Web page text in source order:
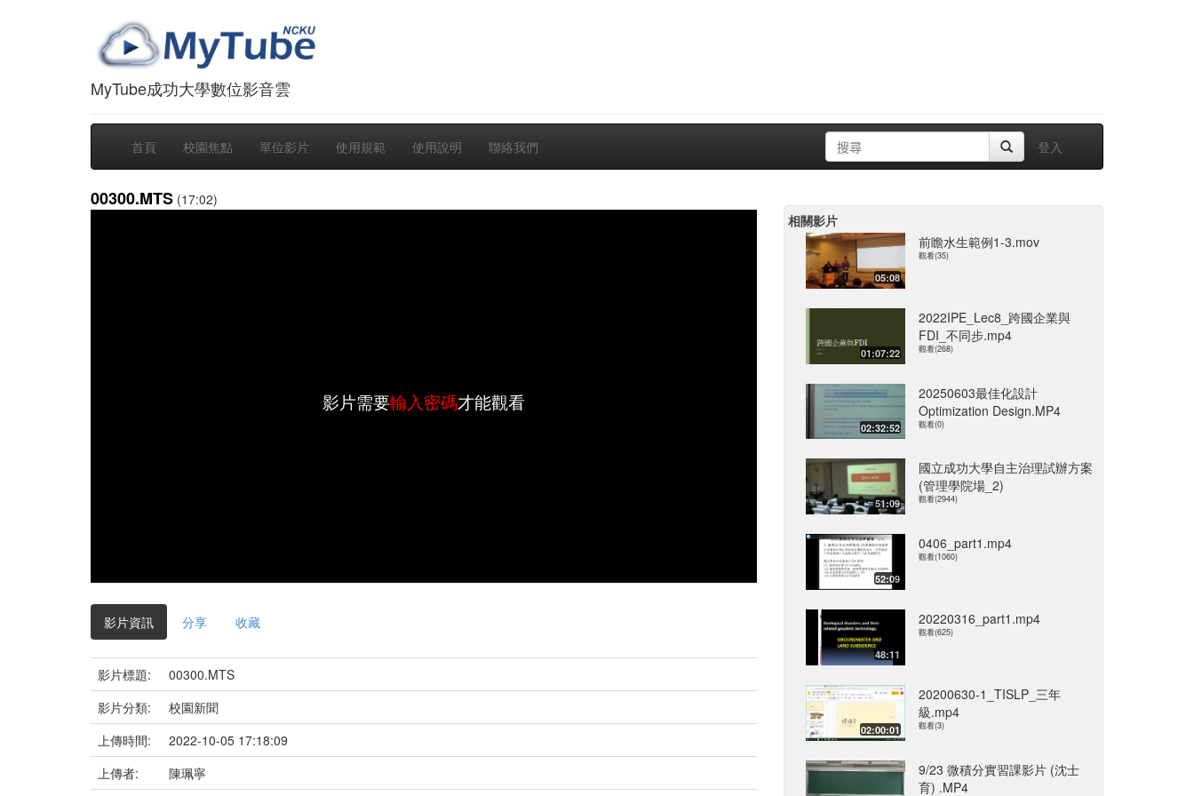
MyTube成功大學數位影音雲
首頁 校園焦點 單位影片 使用規範 使用說明 聯絡我們 登入
00300.MTS (17:02)
影片需要輸入密碼才能觀看
影片資訊 分享 收藏
影片標題:
00300.MTS
影片分類:
校園新聞
上傳時間:
2022-10-05 17:18:09
上傳者:
陳珮寧
相關影片
05:08
前瞻水生範例1-3.mov
觀看(35)
01:07:22
2022IPE_Lec8_跨國企業與
FDI_不同步.mp4
觀看(268)
02:32:52
20250603最佳化設計
Optimization Design.MP4
觀看(0)
51:09
國立成功大學自主治理試辦方案
(管理學院場_2)
觀看(2944)
52:09
0406_part1.mp4
觀看(1060)
48:11
20220316_part1.mp4
觀看(625)
02:00:01
20200630-1_TISLP_三年
級.mp4
觀看(3)
9/23 微積分實習課影片 (沈士
育) .MP4